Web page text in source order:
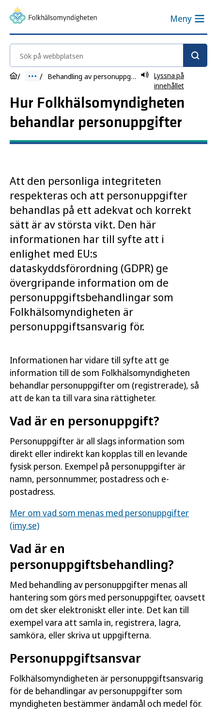
Meny
Sök på webbplatsen
Behandling av personuppgifter
Lyssna på
innehållet
Hur Folkhälsomyndigheten
behandlar personuppgifter
Att den personliga integriteten
respekteras och att personuppgifter
behandlas på ett adekvat och korrekt
sätt är av största vikt. Den här
informationen har till syfte att i
enlighet med EU:s
dataskyddsförordning (GDPR) ge
övergripande information om de
personuppgiftsbehandlingar som
Folkhälsomyndigheten är
personuppgiftsansvarig för.
Informationen har vidare till syfte att ge
information till de som Folkhälsomyndigheten
behandlar personuppgifter om (registrerade), så
att de kan ta till vara sina rättigheter.
Vad är en personuppgift?
Personuppgifter är all slags information som
direkt eller indirekt kan kopplas till en levande
fysisk person. Exempel på personuppgifter är
namn, personnummer, postadress och e-
postadress.
Mer om vad som menas med personuppgifter
(imy.se)
Vad är en
personuppgiftsbehandling?
Med behandling av personuppgifter menas all
hantering som görs med personuppgifter, oavsett
om det sker elektroniskt eller inte. Det kan till
exempel vara att samla in, registrera, lagra,
samköra, eller skriva ut uppgifterna.
Personuppgiftsansvar
Folkhälsomyndigheten är personuppgiftsansvarig
för de behandlingar av personuppgifter som
myndigheten bestämmer ändamål och medel för.